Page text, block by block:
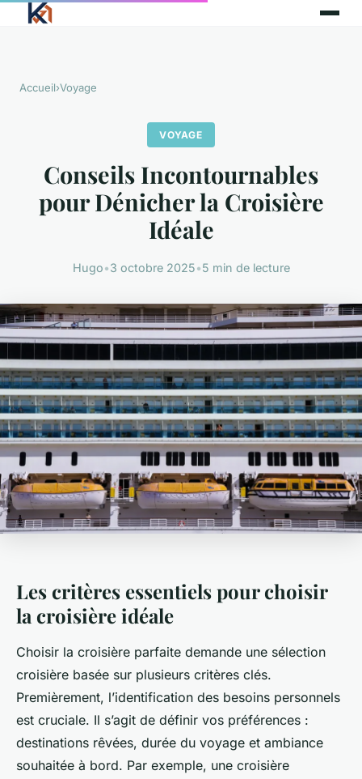
Accueil›Voyage
VOYAGE
Conseils Incontournables
pour Dénicher la Croisière
Idéale
Hugo•3 octobre 2025•5 min de lecture
Les critères essentiels pour choisir
la croisière idéale
Choisir la croisière parfaite demande une sélection
croisière basée sur plusieurs critères clés.
Premièrement, l’identification des besoins personnels
est cruciale. Il s’agit de définir vos préférences :
destinations rêvées, durée du voyage et ambiance
souhaitée à bord. Par exemple, une croisière